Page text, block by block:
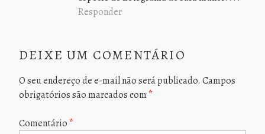
Responder
DEIXE UM COMENTÁRIO
O seu endereço de e-mail não será publicado. Campos
obrigatórios são marcados com *
Comentário *